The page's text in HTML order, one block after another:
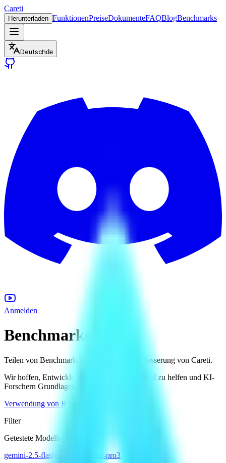
Careti
Herunterladen FunktionenPreiseDokumenteFAQBlogBenchmarks
Deutschde
Anmelden
Benchmarks
Teilen von Benchmark-Ergebnissen zur Verbesserung von Careti.
Wir hoffen, Entwicklern bei der Modellauswahl zu helfen und KI-
Forschern Grundlagendaten bereitzustellen.
Verwendung von Rohdaten
Filter
Getestete Modelle
gemini-2.5-flash
solar-pro3